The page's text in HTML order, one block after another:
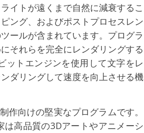
イトが遠くまで自然に減衰するこ
ング、およびポストプロセスレン
ールが含まれています。プログラ
それらを完全にレンダリングする
ットエンジンを使用して文字をレ
ダリングして速度を向上させる機
向けの堅実なプログラムです。
高品質の3Dアートやアニメーシ